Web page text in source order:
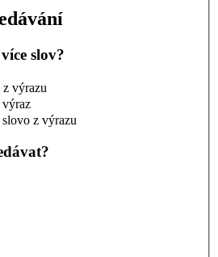
slov?
z výrazu
výraz
z výrazu